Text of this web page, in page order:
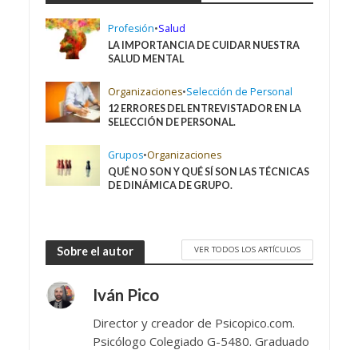
Profesión•Salud
LA IMPORTANCIA DE CUIDAR NUESTRA
SALUD MENTAL
Organizaciones•Selección de Personal
12 ERRORES DEL ENTREVISTADOR EN LA
SELECCIÓN DE PERSONAL.
Grupos•Organizaciones
QUÉ NO SON Y QUÉ SÍ SON LAS TÉCNICAS
DE DINÁMICA DE GRUPO.
Sobre el autor VER TODOS LOS ARTÍCULOS
Iván Pico
Director y creador de Psicopico.com.
Psicólogo Colegiado G-5480. Graduado